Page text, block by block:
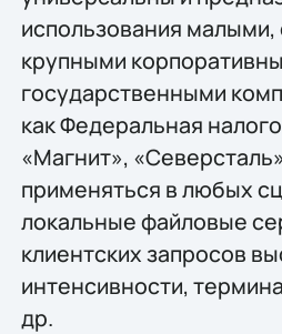
использования
крупными
государственными
как Федеральная
«Магнит»,
применяться в любых
локальные файловые
клиентских запросов
интенсивности,
др.